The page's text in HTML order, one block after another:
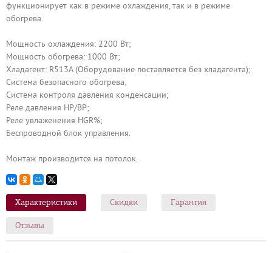
функционирует как в режиме охлаждения, так и в режиме
обогрева.
Мощность охлаждения: 2200 Вт;
Мощность обогрева: 1000 Вт;
Хладагент: R513A (Оборудование поставляется без хладагента);
Система безопасного обогрева;
Система контроля давления конденсации;
Реле давления HP/BP;
Реле увлаженения HGR%;
Беспроводной блок управления.
Монтаж производится на потолок.
Характеристики Скидки Гарантия
Отзывы